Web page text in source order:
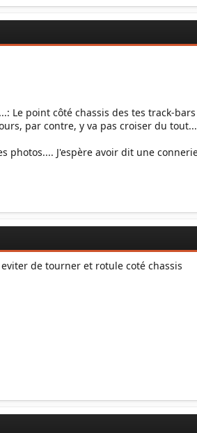
Le point côté chassis des tes track-
par contre, y va pas croiser du
photos.... J'espère avoir dit une
de tourner et rotule coté chassis